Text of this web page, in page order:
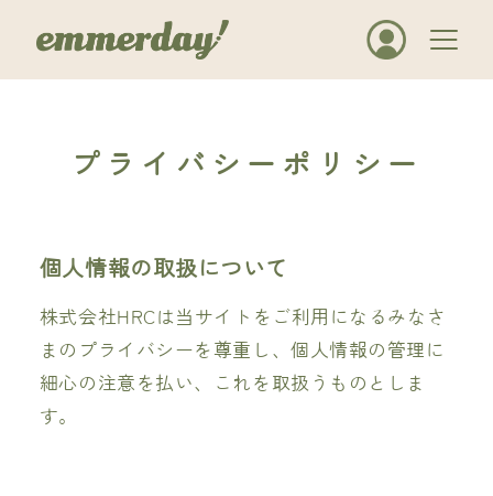
プライバシーポリシー
個人情報の取扱について
株式会社HRCは当サイトをご利用になるみなさ
まのプライバシーを尊重し、個人情報の管理に
細心の注意を払い、これを取扱うものとしま
す。